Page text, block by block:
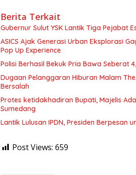
Berita Terkait
Gubernur Sulut YSK Lantik
ASICS Ajak Generasi Urban Eksplorasi
Pop Up Experience
Polisi Berhasil Bekuk Pria Bawa Seberat
Dugaan Pelanggaran Hiburan Malam
Bersalah
Protes ketidakhadiran Bupati, Majelis
Sumedang
Lantik Lulusan IPDN, Presiden Berpesan
Post Views: 659